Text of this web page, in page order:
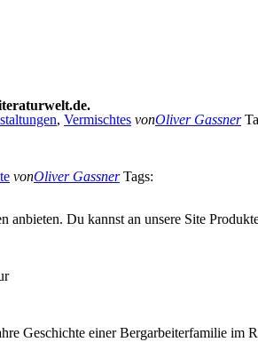
, Vermischtes vonOliver Gassner
vonOliver Gassner Tags:
anbieten. Du kannst an unsere Site
Geschichte einer Bergarbeiterfamilie im